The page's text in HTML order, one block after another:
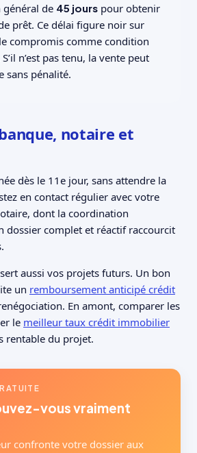
général de 45 jours pour obtenir
prêt. Ce délai figure noir sur
compromis comme condition
n’est pas tenu, la vente peut
sans pénalité.
notaire et
dès le 11e jour, sans attendre la
en contact régulier avec votre
dont la coordination
dossier complet et réactif raccourcit
aussi vos projets futurs. Un bon
un remboursement anticipé crédit
En amont, comparer les
le meilleur taux crédit immobilier
rentable du projet.
vous vraiment
confronte votre dossier aux